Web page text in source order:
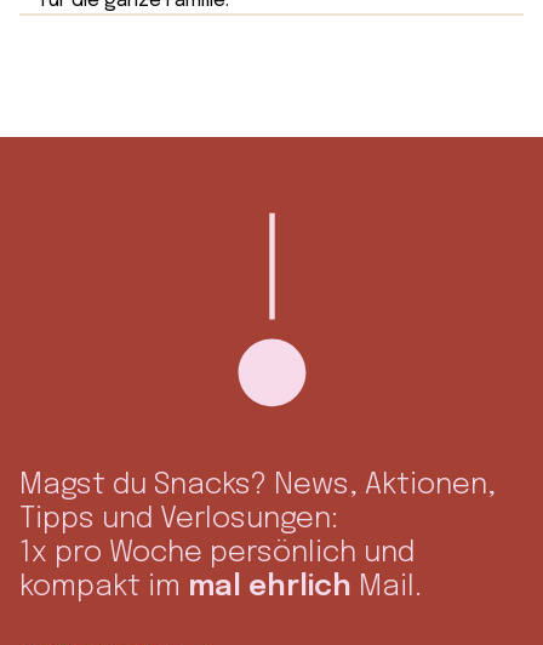
Magst du Snacks? News, Aktionen,
Tipps und Verlosungen:
1x pro Woche persönlich und
kompakt im mal ehrlich Mail.